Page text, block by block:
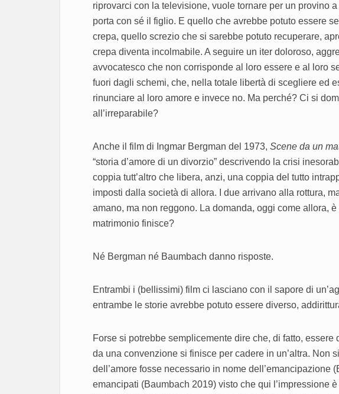
riprovarci con la televisione, vuole tornare per un provino
porta con sé il figlio. E quello che avrebbe potuto essere
crepa, quello screzio che si sarebbe potuto recuperare,
crepa diventa incolmabile. A seguire un iter doloroso,
avvocatesco che non corrisponde al loro essere e al loro
fuori dagli schemi, che, nella totale libertà di scegliere ed
rinunciare al loro amore e invece no. Ma perché? Ci si
all’irreparabile?
Anche il film di Ingmar Bergman del 1973, Scene da un
“storia d’amore di un divorzio” descrivendo la crisi
coppia tutt’altro che libera, anzi, una coppia del tutto
imposti dalla società di allora. I due arrivano alla rottura,
amano, ma non reggono. La domanda, oggi come allora,
matrimonio finisce?
Né Bergman né Baumbach danno risposte.
Entrambi i (bellissimi) film ci lasciano con il sapore di
entrambe le storie avrebbe potuto essere diverso,
Forse si potrebbe semplicemente dire che, di fatto,
da una convenzione si finisce per cadere in un’altra. Non
dell’amore fosse necessario in nome dell’emancipazione
emancipati (Baumbach 2019) visto che qui l’impressione